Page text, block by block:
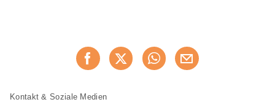
Jetzt weiterempfehlen
Fusszeile
Fusszeile
Kontakt & Soziale Medien